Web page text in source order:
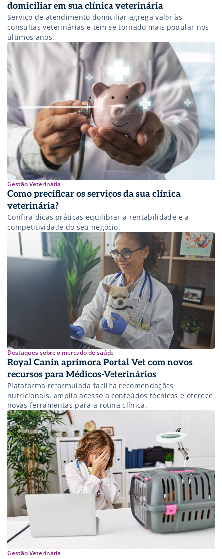
domiciliar em sua clínica veterinária
Serviço de atendimento domiciliar agrega valor às
consultas veterinárias e tem se tornado mais popular nos
últimos anos.
Gestão Veterinária
Como precificar os serviços da sua clínica
veterinária?
Confira dicas práticas equilibrar a rentabilidade e a
competitividade do seu negócio.
Destaques sobre o mercado de saúde
Royal Canin aprimora Portal Vet com novos
recursos para Médicos-Veterinários
Plataforma reformulada facilita recomendações
nutricionais, amplia acesso a conteúdos técnicos e oferece
novas ferramentas para a rotina clínica.
Gestão Veterinária